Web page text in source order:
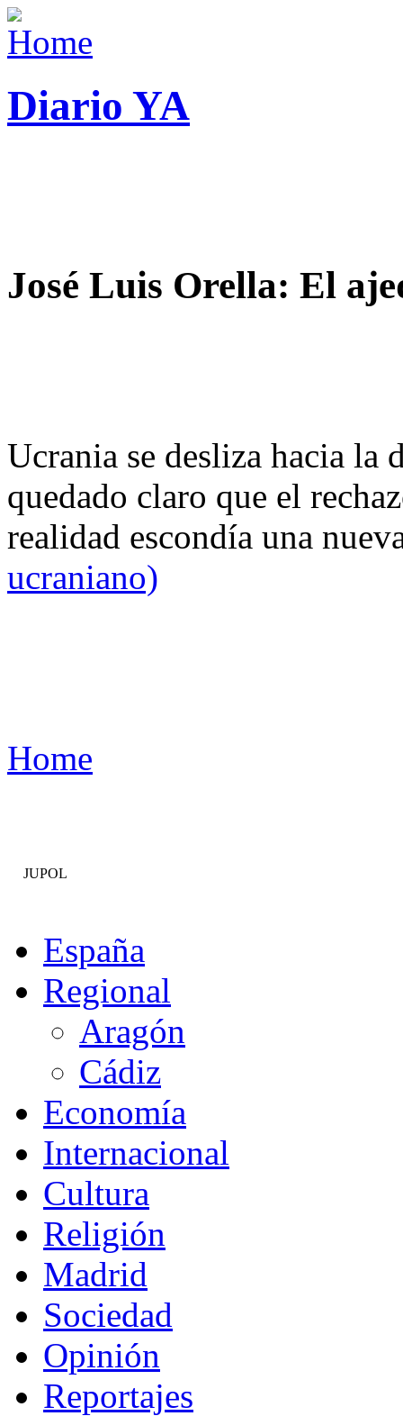
Diario YA
José Luis Orella: El
Ucrania se desliza hacia
quedado claro que el
realidad escondía una
ucraniano)
Home
JUPOL
España
Regional
Aragón
Cádiz
Economía
Internacional
Cultura
Religión
Madrid
Sociedad
Opinión
Reportajes